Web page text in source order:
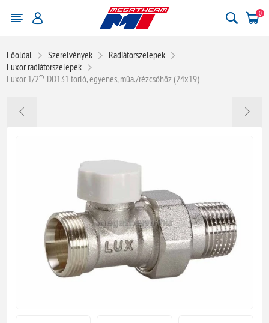
0
Főoldal Szerelvények
Radiátorszelepek
Luxor radiátorszelepek
Luxor 1/2˝* DD131 torló, egyenes, műa./rézcsőhöz (24x19)